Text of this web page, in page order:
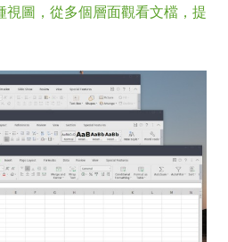
視圖，從多個層面觀看文檔，提